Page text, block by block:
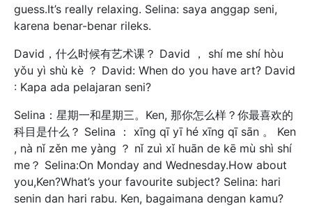
guess.It’s really relaxing. Selina: saya anggap seni,
karena benar-benar rileks.
David，什么时候有艺术课？ David ， shí me shí hòu
yǒu yì shù kè ？ David: When do you have art? David
: Kapa ada pelajaran seni?
Selina：星期一和星期三。Ken, 那你怎么样？你最喜欢的
科目是什么？ Selina ： xīng qī yī hé xīng qī sān 。 Ken
, nà nǐ zěn me yàng ？ nǐ zuì xǐ huān de kē mù shì shí
me？ Selina:On Monday and Wednesday.How about
you,Ken?What’s your favourite subject? Selina: hari
senin dan hari rabu. Ken, bagaimana dengan kamu?